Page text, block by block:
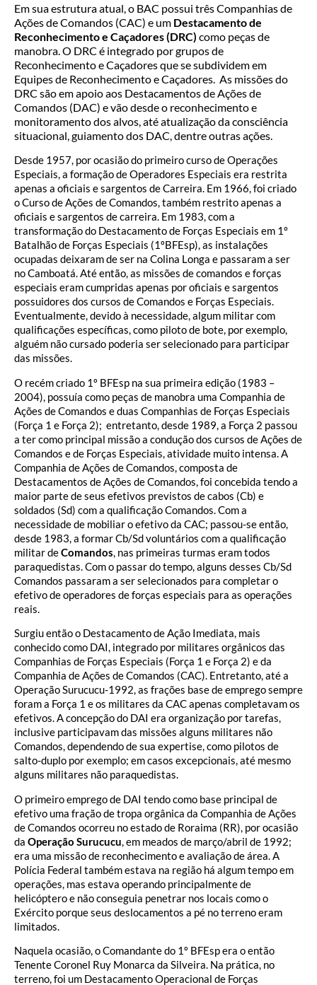
Em sua estrutura atual, o BAC possui três Companhias de
Ações de Comandos (CAC) e um Destacamento de
Reconhecimento e Caçadores (DRC) como peças de
manobra. O DRC é integrado por grupos de
Reconhecimento e Caçadores que se subdividem em
Equipes de Reconhecimento e Caçadores. As missões do
DRC são em apoio aos Destacamentos de Ações de
Comandos (DAC) e vão desde o reconhecimento e
monitoramento dos alvos, até atualização da consciência
situacional, guiamento dos DAC, dentre outras ações.
Desde 1957, por ocasião do primeiro curso de Operações
Especiais, a formação de Operadores Especiais era restrita
apenas a oficiais e sargentos de Carreira. Em 1966, foi criado
o Curso de Ações de Comandos, também restrito apenas a
oficiais e sargentos de carreira. Em 1983, com a
transformação do Destacamento de Forças Especiais em 1º
Batalhão de Forças Especiais (1ºBFEsp), as instalações
ocupadas deixaram de ser na Colina Longa e passaram a ser
no Camboatá. Até então, as missões de comandos e forças
especiais eram cumpridas apenas por oficiais e sargentos
possuidores dos cursos de Comandos e Forças Especiais.
Eventualmente, devido à necessidade, algum militar com
qualificações específicas, como piloto de bote, por exemplo,
alguém não cursado poderia ser selecionado para participar
das missões.
O recém criado 1º BFEsp na sua primeira edição (1983 –
2004), possuía como peças de manobra uma Companhia de
Ações de Comandos e duas Companhias de Forças Especiais
(Força 1 e Força 2); entretanto, desde 1989, a Força 2 passou
a ter como principal missão a condução dos cursos de Ações de
Comandos e de Forças Especiais, atividade muito intensa. A
Companhia de Ações de Comandos, composta de
Destacamentos de Ações de Comandos, foi concebida tendo a
maior parte de seus efetivos previstos de cabos (Cb) e
soldados (Sd) com a qualificação Comandos. Com a
necessidade de mobiliar o efetivo da CAC; passou-se então,
desde 1983, a formar Cb/Sd voluntários com a qualificação
militar deComandos, nas primeiras turmas eram todos
paraquedistas. Com o passar do tempo, alguns desses Cb/Sd
Comandos passaram a ser selecionados para completar o
efetivo de operadores de forças especiais para as operações
reais.
Surgiu então o Destacamento de Ação Imediata, mais
conhecido como DAI, integrado por militares orgânicos das
Companhias de Forças Especiais (Força 1 e Força 2) e da
Companhia de Ações de Comandos (CAC). Entretanto, até a
Operação Surucucu-1992, as frações base de emprego sempre
foram a Força 1 e os militares da CAC apenas completavam os
efetivos. A concepção do DAI era organização por tarefas,
inclusive participavam das missões alguns militares não
Comandos, dependendo de sua expertise, como pilotos de
salto-duplo por exemplo; em casos excepcionais, até mesmo
alguns militares não paraquedistas.
O primeiro emprego de DAI tendo como base principal de
efetivo uma fração de tropa orgânica da Companhia de Ações
de Comandos ocorreu no estado de Roraima (RR), por ocasião
da Operação Surucucu , em meados de março/abril de 1992;
era uma missão de reconhecimento e avaliação de área. A
Polícia Federal também estava na região há algum tempo em
operações, mas estava operando principalmente de
helicóptero e não conseguia penetrar nos locais como o
Exército porque seus deslocamentos a pé no terreno eram
limitados.
Naquela ocasião, o Comandante do 1º BFEsp era o então
Tenente Coronel Ruy Monarca da Silveira. Na prática, no
terreno, foi um Destacamento Operacional de Forças